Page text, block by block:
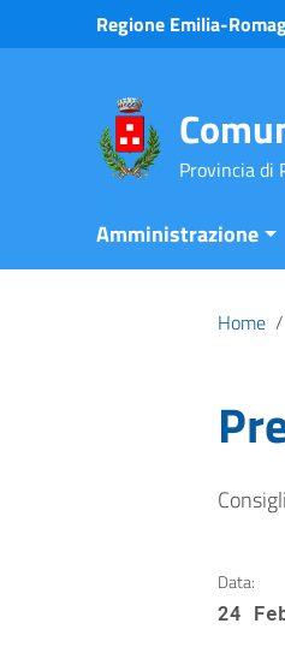
Vai ai contenuti
Vai al menu di navigazione
Regione Emilia-
Provincia di
Amministrazione
Home /
Data:
24